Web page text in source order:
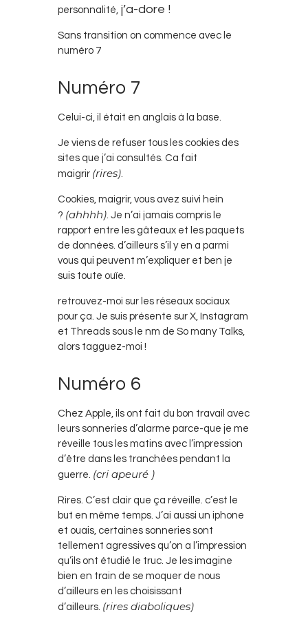
personnalité, j’a-dore !
Sans transition on commence avec le
numéro 7
Numéro 7
Celui-ci, il était en anglais à la base.
Je viens de refuser tous les cookies des
sites que j’ai consultés. Ca fait
maigrir (rires)
Cookies, maigrir, vous avez suivi hein
? (ahhhh) . Je n’ai jamais compris le
rapport entre les gâteaux et les paquets
de données. d’ailleurs s’il y en a parmi
vous qui peuvent m’expliquer et ben je
suis toute ouïe.
retrouvez-moi sur les réseaux sociaux
pour ça. Je suis présente sur X, Instagram
et Threads sous le nm de So many Talks,
alors tagguez-moi !
Numéro 6
Chez Apple, ils ont fait du bon travail avec
leurs sonneries d’alarme parce-que je me
réveille tous les matins avec l’impression
d’être dans les tranchées pendant la
guerre. (cri apeuré )
Rires. C’est clair que ça réveille. c’est le
but en même temps. J’ai aussi un iphone
et ouais, certaines sonneries sont
tellement agressives qu’on a l’impression
qu’ils ont étudié le truc. Je les imagine
bien en train de se moquer de nous
d’ailleurs en les choisissant
d’ailleurs. (rires diaboliques)